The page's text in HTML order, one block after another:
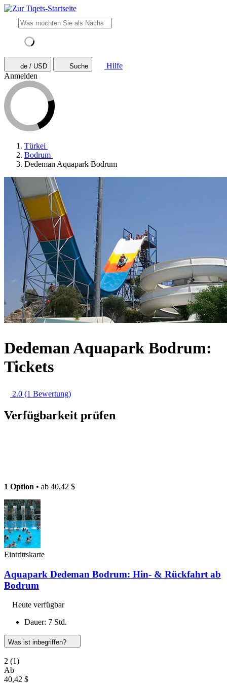
de / USD Suche
Hilfe
Anmelden
Türkei
Bodrum
Dedeman Aquapark Bodrum
Dedeman Aquapark Bodrum:
Tickets
2.0 (1 Bewertung)
Verfügbarkeit prüfen
1 Option • ab 40,42 $
Eintrittskarte
Aquapark Dedeman Bodrum: Hin- & Rückfahrt ab
Bodrum
Heute verfügbar
Dauer: 7 Std.
Was ist inbegriffen?
2 (1)
Ab
40,42 $